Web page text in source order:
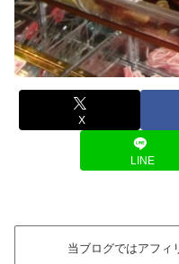
X
LINE
当ブログではアフィ